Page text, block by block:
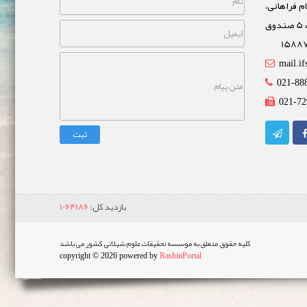
فراهانی،
خیابان مشاهیر، نبش خیابان غفاری پلاک 5 صندوق
021-
021-
ثبت
بازدید کل:1064186
کلیه حقوق متعلق به موسسه تحقیقات علوم شیلاتی کشور می باشد
copyright © 2026 powered byRashinPortal